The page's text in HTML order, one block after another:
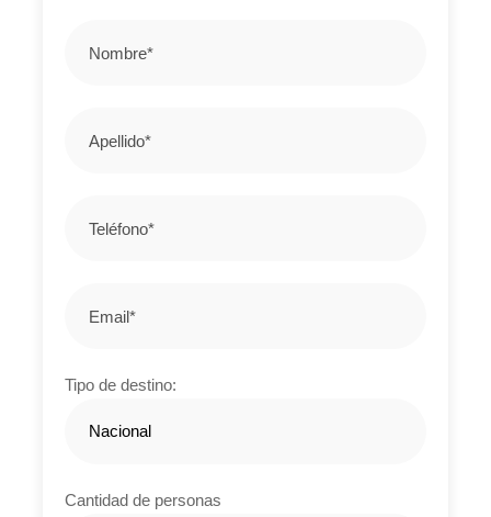
Tipo de destino:
Cantidad de personas
amazónico.
Raíces llaneras y campesinas, con platos tradicionales.
El plan incluye*
Alimentación según el plan contratado.
Tours locales (según disponibilidad y plan elegido).